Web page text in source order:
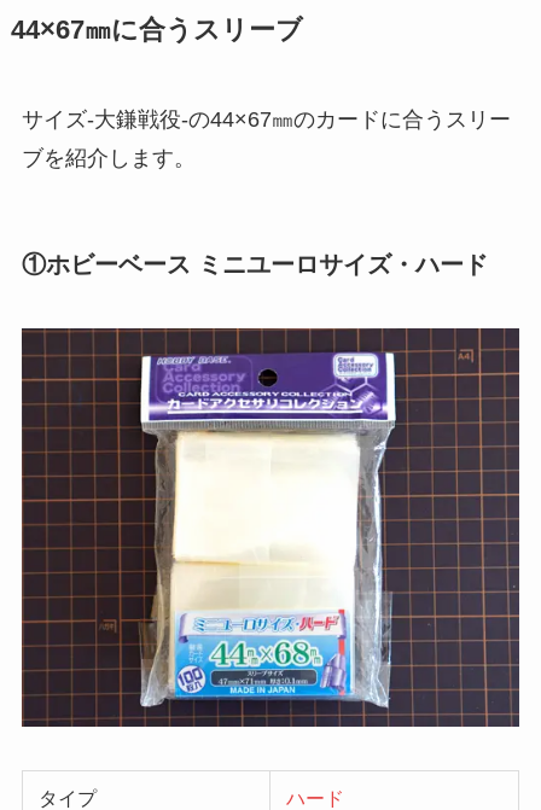
44×67㎜に合うスリーブ
サイズ-大鎌戦役-の44×67㎜のカードに合うスリー
ブを紹介します。
①ホビーベース ミニユーロサイズ・ハード
タイプ ハード